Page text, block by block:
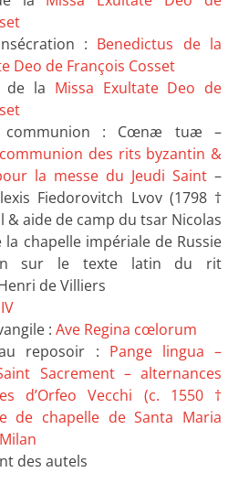
: Benedictus de la
Deo de François Cosset
de la Missa Exultate Deo de
communion : Cœnæ tuæ –
des rits byzantin &
la messe du Jeudi Saint –
Fiedorovitch Lvov (1798 †
& aide de camp du tsar Nicolas
la chapelle impériale de Russie
sur le texte latin du rit
de Villiers
: Ave Regina cœlorum
reposoir : Pange lingua –
Sacrement – alternances
d’Orfeo Vecchi (c. 1550 †
de chapelle de Santa Maria
des autels